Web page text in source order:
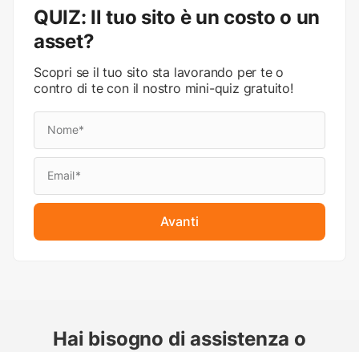
QUIZ: Il tuo sito è un costo o un
asset?
Scopri se il tuo sito sta lavorando per te o
contro di te con il nostro mini-quiz gratuito!
Avanti
Hai bisogno di assistenza o